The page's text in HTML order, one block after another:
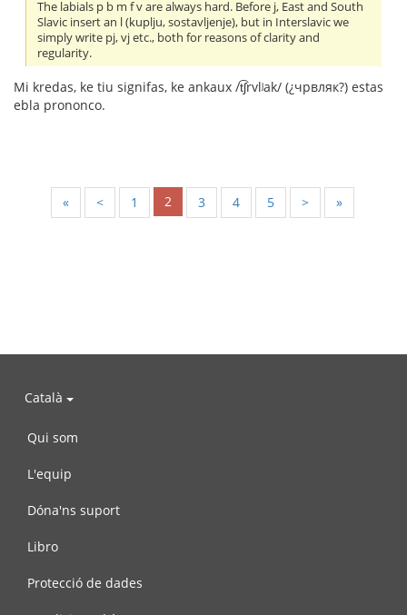
The labials p b m f v are always hard. Before j, East and South
Slavic insert an l (kuplju, sostavljenje), but in Interslavic we
simply write pj, vj etc., both for reasons of clarity and
regularity.
Mi kredas, ke tiu signifas, ke ankaux /t͡ʃrvlʲak/ (¿чрвляк?) estas
ebla prononco.
« < 1 2 3 4 5 > »
Català
Qui som
L'equip
Dóna'ns suport
Libro
Protecció de dades